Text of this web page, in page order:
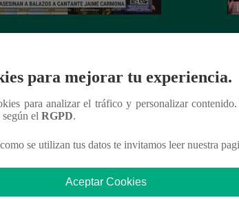
Voz Perú’para mejorar tu experiencia.
para analizar el tráfico y personalizar
según el RGPD.
se utilizan tus datos te invitamos leer nuestra
Aceptar Cookies